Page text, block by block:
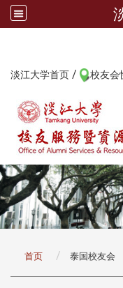
淡江大学首页 / 校友会
首页 泰国校友会